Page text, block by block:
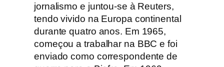
jornalismo e juntou-se à Reuters,
tendo vivido na Europa continental
durante quatro anos. Em 1965,
começou a trabalhar na BBC e foi
enviado como correspondente de